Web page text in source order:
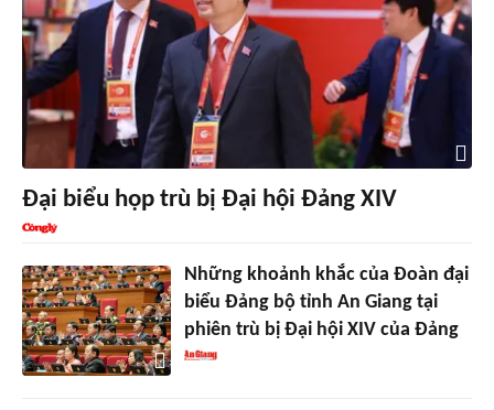
Đại biểu họp trù bị Đại hội Đảng XIV
Những khoảnh khắc của Đoàn đại
biểu Đảng bộ tỉnh An Giang tại
phiên trù bị Đại hội XIV của Đảng